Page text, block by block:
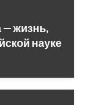
— жизнь,
науке